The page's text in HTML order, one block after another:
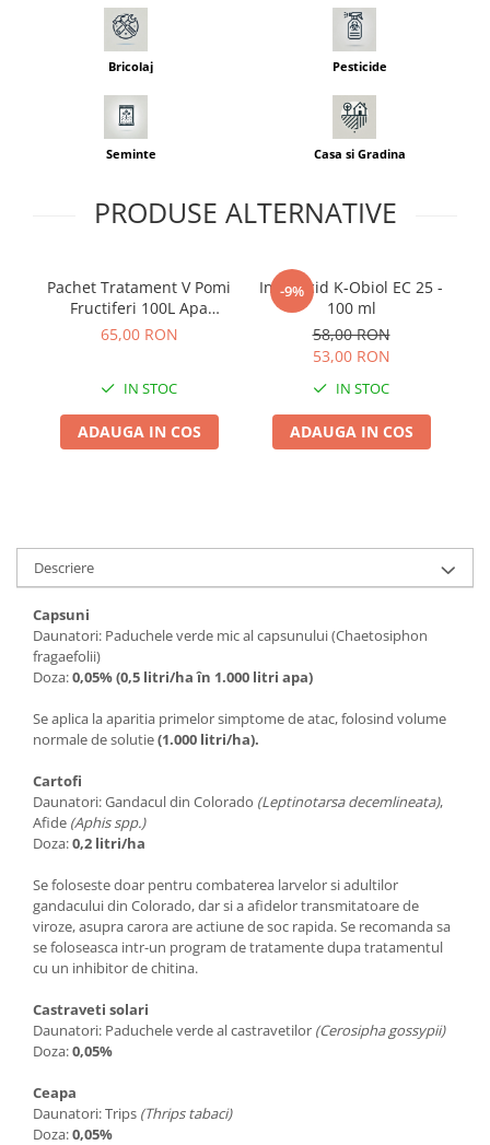
Tratamente repaus vegetativ
Ingrasaminte plante
Ingrasaminte plante - CUTIE / KG
Ingrasaminte plante - FLORI
Ingrasaminte plante - FLORI - GEL
Accesorii irigat
Araci/ Suporti plante
Candele / Rezerve / Lumanari
Carabine/ carlige
Diverse casa si gradina
Diverse depozitare
Fir/Ata de legat
Foarfeci
Motofierastrau / Drujba
Pila motofierastrau / drujba
Plantator
Plase plante
Pompa de apa curata/murdara
Pompa de stropit
Raticide
Bricolaj Pesticide
Seminte Casa si Gradina
PRODUSE ALTERNATIVE
Pachet Tratament V Pomi
Fructiferi 100L Apa
Solarex - Kit Complet
65,00 RON
IN STOC
ADAUGA IN COS
-9%
Insecticid K-Obiol EC 25 -
100 ml
58,00 RON
53,00 RON
IN STOC
ADAUGA IN COS
Descriere
Capsuni
Daunatori: Paduchele verde mic al capsunului (Chaetosiphon
fragaefolii)
Doza:0,05% (0,5 litri/ha în 1.000 litri apa)
Se aplica la aparitia primelor simptome de atac, folosind volume
normale de solutie(1.000 litri/ha).
Cartofi
Daunatori: Gandacul din Colorado (Leptinotarsa decemlineata),
Afide (Aphis spp.)
Doza:0,2 litri/ha
Se foloseste doar pentru combaterea larvelor si adultilor
gandacului din Colorado, dar si a afidelor transmitatoare de
viroze, asupra carora are actiune de soc rapida. Se recomanda sa
se foloseasca intr-un program de tratamente dupa tratamentul
cu un inhibitor de chitina.
Castraveti solari
Daunatori: Paduchele verde al castravetilor (Cerosipha gossypii)
Doza:0,05%
Ceapa
Daunatori: Trips (Thrips tabaci)
Doza:0,05%